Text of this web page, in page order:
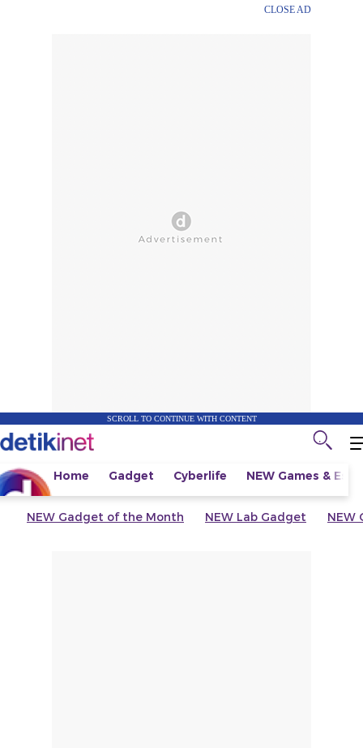
CLOSE AD
SCROLL TO CONTINUE WITH CONTENT
Home Gadget Cyberlife NEW Games &
NEW Gadget of the Month NEW Lab Gadget NEW